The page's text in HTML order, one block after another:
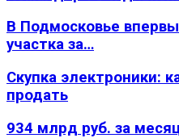
В Подмосковье
участка за…
Скупка электроники:
продать
934 млрд руб. за